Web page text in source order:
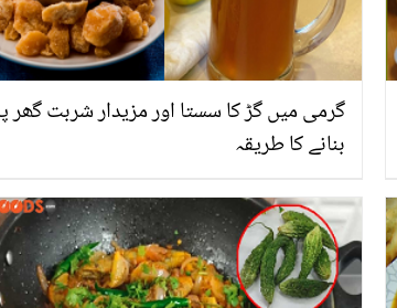
گرمی میں گڑ کا سستا اور مزیدار شربت گھر
بنانے کا طریقہ